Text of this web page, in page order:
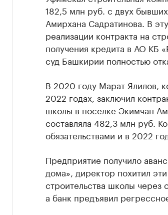
182,5 млн руб. с двух
Амирхана Садратинова. В
реализации контракта на
получения кредита в АО КБ
суд Башкирии полностью
В 2020 году Марат Ялилов,
2022 годах, заключил
школы в поселке Экимчан
составляла 482,3 млн руб.
обязательствами и в 2022
Предприятие получило
дома», директор похитил
строительства школы через
а банк предъявил